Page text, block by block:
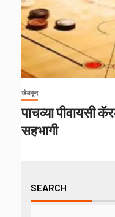
खेलकूद
पाचव्या पीवायसी
सहभागी
SEARCH